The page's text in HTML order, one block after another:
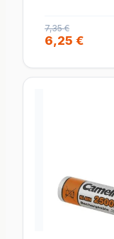
7,35 €
6,25 €